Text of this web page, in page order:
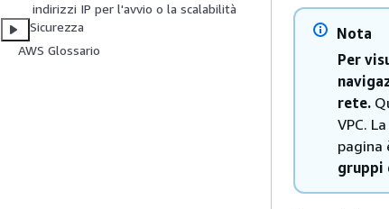
indirizzi IP per l'avvio o la scalabilità
Sicurezza
AWS Glossario
Nota
Per
rete.
VPC.
pagina
gruppi